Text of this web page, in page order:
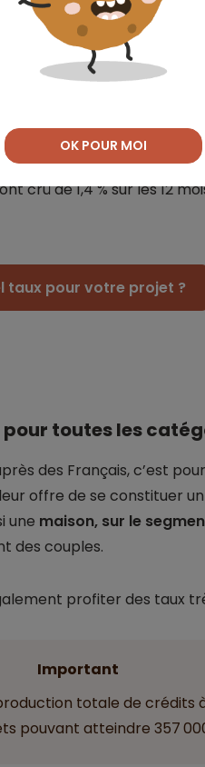
Important
a augmenté à 5,37
crû de 1,4 % sur les 12
taux pour votre projet ?
toutes les
des Français, c’est
offre de se constituer
une maison, sur le
des couples.
profiter des taux
Important
totale de crédits
pouvant atteindre 357
OK POUR MOI